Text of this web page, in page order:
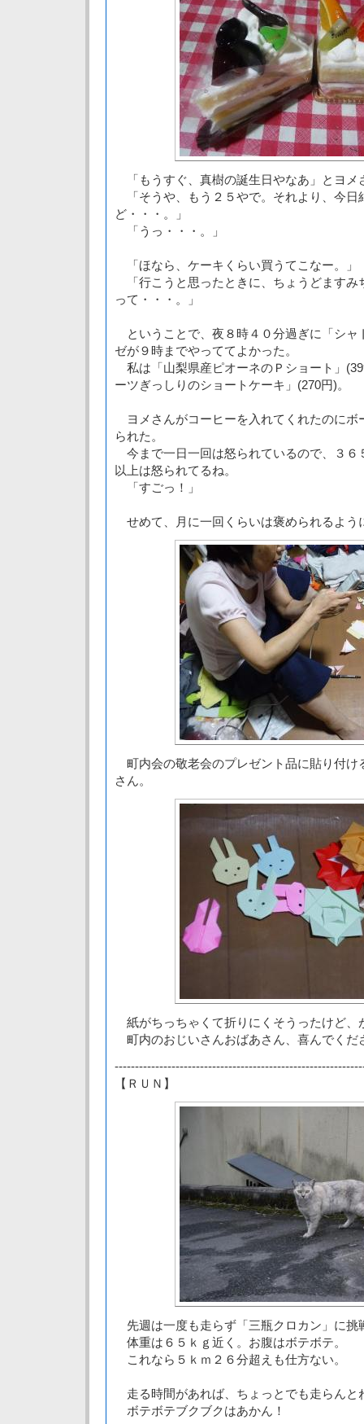
「もうすぐ、真樹の誕生日やなあ」とヨメ
「そうや、もう２５やで。それより、今日
ど・・・。」
「うっ・・・。」
「ほなら、ケーキくらい買うてこなー。」
「行こうと思ったときに、ちょうどますみ
って・・・。」
ということで、夜８時４０分過ぎに「シャ
ゼが９時までやっててよかった。
私は「山梨県産ピオーネのＰショート」
ーツぎっしりのショートケーキ」(270円)。
ヨメさんがコーヒーを入れてくれたのにボ
られた。
今まで一日一回は怒られているので、３６
以上は怒られてるね。
「すごっ！」
せめて、月に一回くらいは褒められるよう
町内会の敬老会のプレゼント品に貼り付け
さん。
紙がちっちゃくて折りにくそうったけど、
町内のおじいさんおばあさん、喜んでくだ
【ＲＵＮ】
先週は一度も走らず「三瓶クロカン」に挑
体重は６５ｋｇ近く。お腹はボテボテ。
これなら５ｋｍ２６分超えも仕方ない。
走る時間があれば、ちょっとでも走らんと
ボテボテブクブクはあかん！